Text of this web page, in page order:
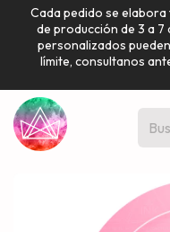
Cada pedido se
de producción de 3 a
personalizados
límite, consultanos